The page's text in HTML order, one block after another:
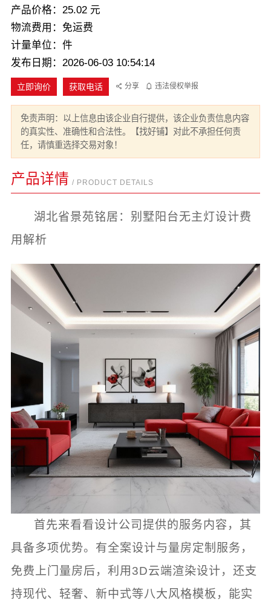
产品价格：25.02 元
物流费用：免运费
计量单位：件
发布日期：2026-06-03 10:54:14
立即询价 获取电话 分享 违法侵权举报
免责声明：以上信息由该企业自行提供，该企业负责信息内容
的真实性、准确性和合法性。【找好铺】对此不承担任何责
任，请慎重选择交易对象！
产品详情 / PRODUCT DETAILS
湖北省景苑铭居：别墅阳台无主灯设计费
用解析
首先来看看设计公司提供的服务内容，其
具备多项优势。有全案设计与量房定制服务，
免费上门量房后，利用3D云端渲染设计，还支
持现代、轻奢、新中式等八大风格模板，能实